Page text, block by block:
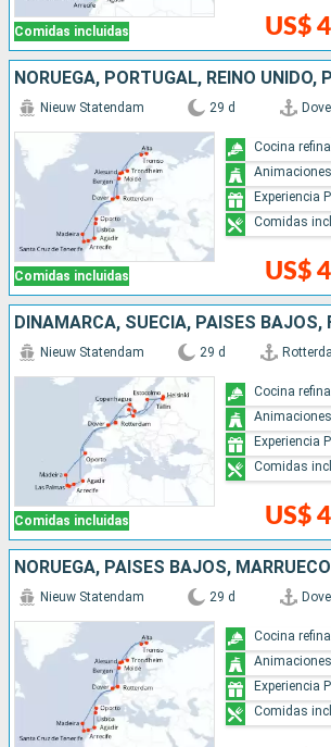
Comidas incluidas US$
Comidas incluidas
Nieuw Statendam 29 d
US$
Cocina
Experiencia
Comidas
Comidas incluidas
Nieuw Statendam 29 d
US$
Cocina
Experiencia
Comidas
Nieuw Statendam 29 d
Cocina
Experiencia
Comidas